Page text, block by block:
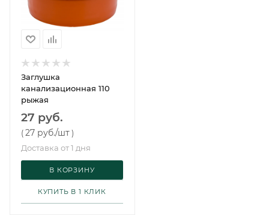
Заглушка
канализационная 110
рыжая
27 руб.
(27 руб./шт)
Доставка от 1 дня
В КОРЗИНУ
КУПИТЬ В 1 КЛИК